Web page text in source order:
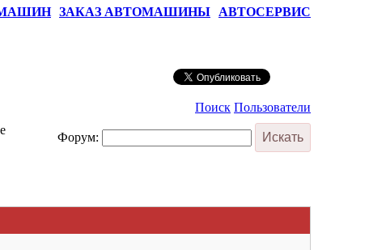
ЗАКАЗ АВТОМАШИНЫ АВТОСЕРВИС
Поиск Пользователи
Форум: